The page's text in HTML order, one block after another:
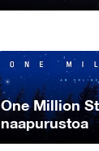
One Million
naapurustoa